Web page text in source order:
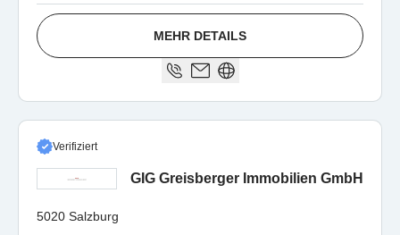
MEHR DETAILS
Verifiziert
GIG Greisberger Immobilien GmbH
5020 Salzburg